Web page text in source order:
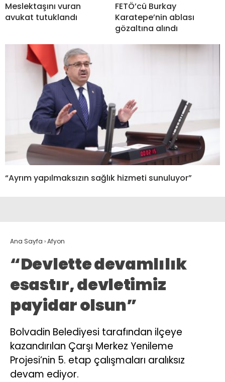
Meslektaşını vuran
avukat tutuklandı
FETÖ’cü Burkay
Karatepe’nin ablası
gözaltına alındı
“Ayrım yapılmaksızın sağlık hizmeti sunuluyor”
Ana Sayfa ›Afyon
“Devlette devamlılık
esastır, devletimiz
payidar olsun”
Bolvadin Belediyesi tarafından ilçeye
kazandırılan Çarşı Merkez Yenileme
Projesi’nin 5. etap çalışmaları aralıksız
devam ediyor.